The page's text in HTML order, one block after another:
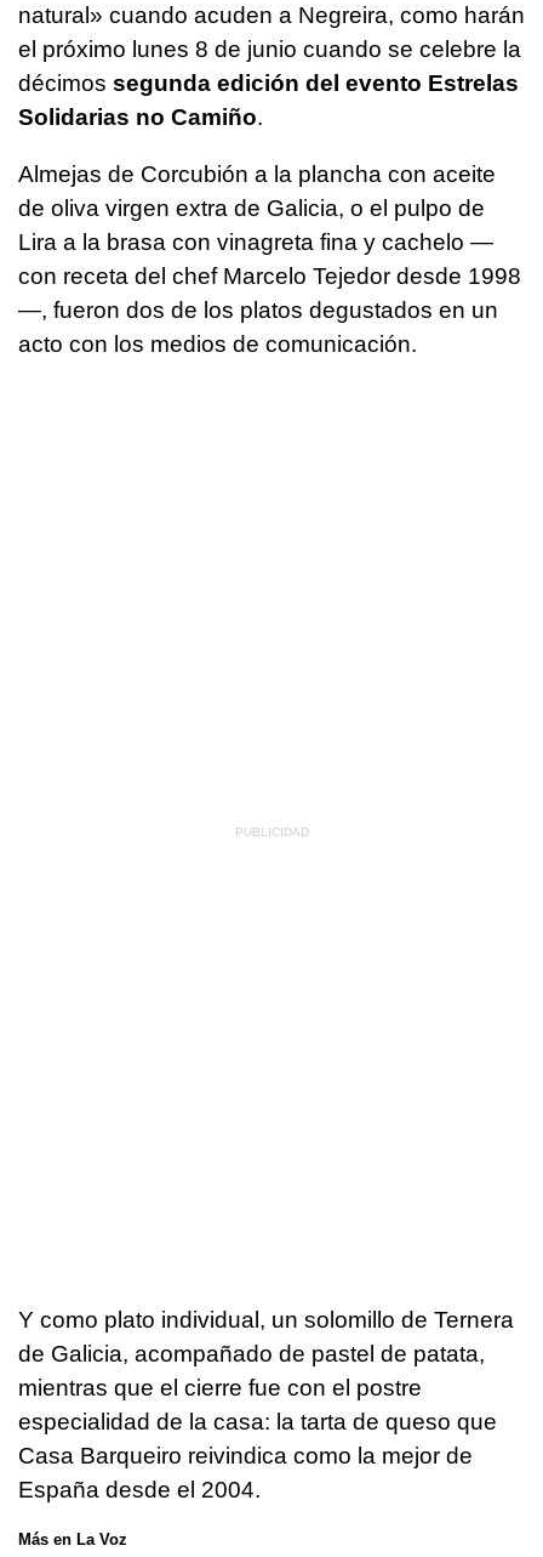
natural» cuando acuden a Negreira, como harán
el próximo lunes 8 de junio cuando se celebre la
décimos segunda edición del evento Estrelas
Solidarias no Camiño.
Almejas de Corcubión a la plancha con aceite
de oliva virgen extra de Galicia, o el pulpo de
Lira a la brasa con vinagreta fina y cachelo —
con receta del chef Marcelo Tejedor desde 1998
—, fueron dos de los platos degustados en un
acto con los medios de comunicación.
Y como plato individual, un solomillo de Ternera
de Galicia, acompañado de pastel de patata,
mientras que el cierre fue con el postre
especialidad de la casa: la tarta de queso que
Casa Barqueiro reivindica como la mejor de
España desde el 2004.
Más en La Voz